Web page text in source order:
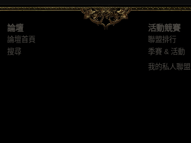
論壇
論壇首頁
搜尋
活動競賽
聯盟排行
季賽 & 活動
我的私人聯盟